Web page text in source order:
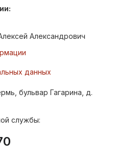
Александрович
данных
бульвар Гагарина, д.
службы: